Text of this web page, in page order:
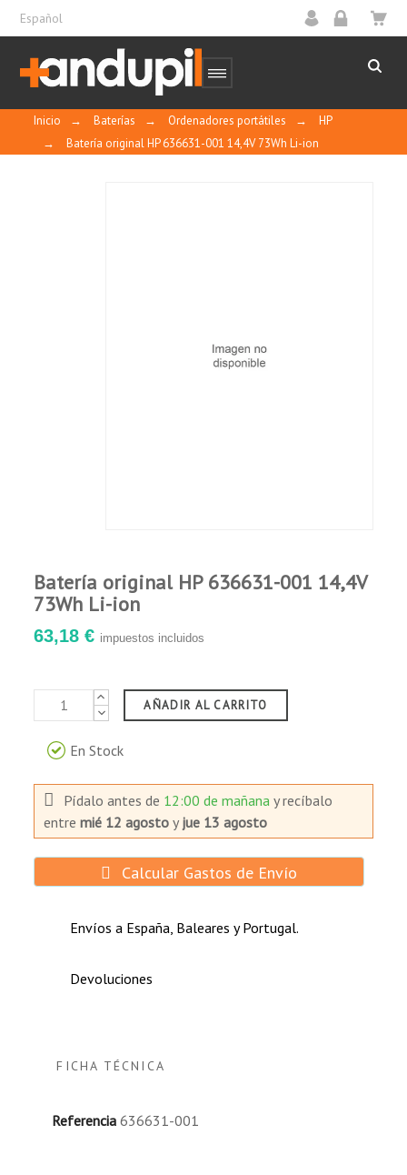
Español
Inicio → Baterías → Ordenadores portátiles →
HP
→
Batería original HP 636631-001 14,4V 73Wh Li-ion
Batería original HP 636631-001 14,4V
73Wh Li-ion
63,18 € impuestos incluidos
AÑADIR AL CARRITO
En Stock
Pídalo antes de 12:00 de mañanay recíbalo
entremié 12 agosto y jue 13 agosto
Calcular Gastos de Envío
Envíos a España, Baleares y Portugal.
Devoluciones
FICHA TÉCNICA
Referencia 636631-001